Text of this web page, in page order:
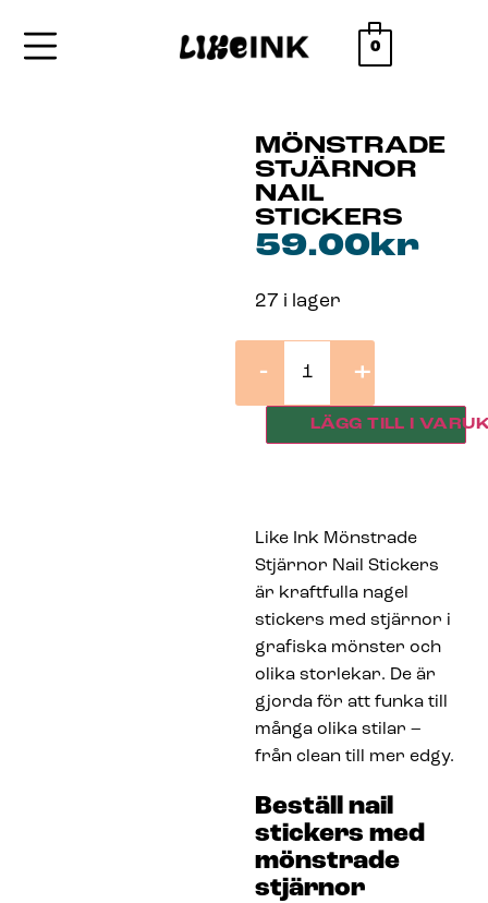
0
MÖNSTRADE
STJÄRNOR
NAIL
STICKERS
59.00kr
27 i lager
- +
LÄGG TILL I
Like Ink Mönstrade
Stjärnor Nail Stickers
är kraftfulla nagel
stickers med stjärnor i
grafiska mönster och
olika storlekar. De är
gjorda för att funka till
många olika stilar –
från clean till mer edgy.
Beställ nail
stickers med
mönstrade
stjärnor